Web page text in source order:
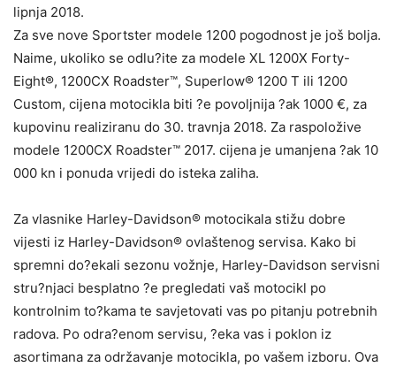
lipnja 2018.
Za sve nove Sportster modele 1200 pogodnost je još bolja.
Naime, ukoliko se odlu?ite za modele XL 1200X Forty-
Eight®, 1200CX Roadster™, Superlow® 1200 T ili 1200
Custom, cijena motocikla biti ?e povoljnija ?ak 1000 €, za
kupovinu realiziranu do 30. travnja 2018. Za raspoložive
modele 1200CX Roadster™ 2017. cijena je umanjena ?ak 10
000 kn i ponuda vrijedi do isteka zaliha.
Za vlasnike Harley-Davidson® motocikala stižu dobre
vijesti iz Harley-Davidson® ovlaštenog servisa. Kako bi
spremni do?ekali sezonu vožnje, Harley-Davidson servisni
stru?njaci besplatno ?e pregledati vaš motocikl po
kontrolnim to?kama te savjetovati vas po pitanju potrebnih
radova. Po odra?enom servisu, ?eka vas i poklon iz
asortimana za održavanje motocikla, po vašem izboru. Ova